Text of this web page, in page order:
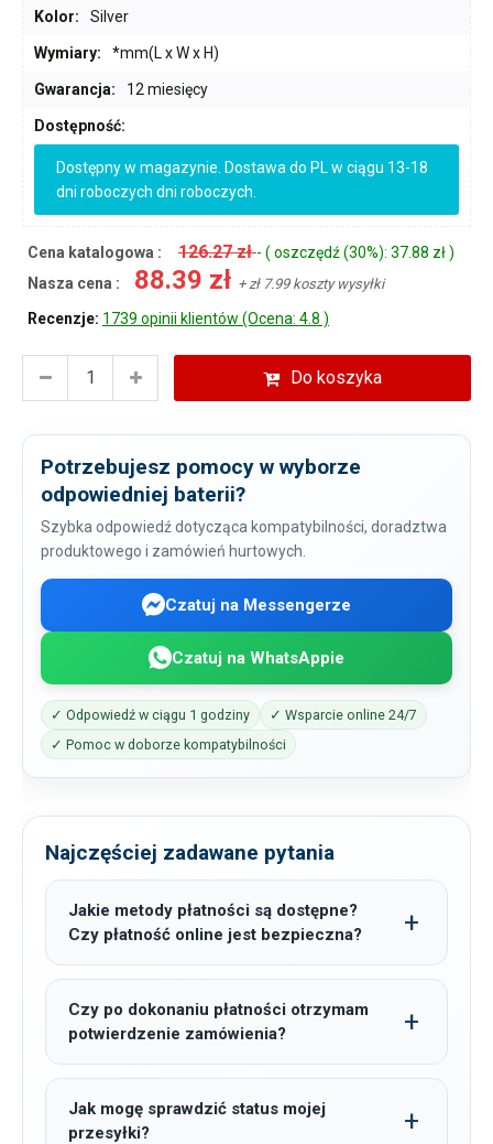
Kolor: Silver
Wymiary: *mm(L x W x H)
Gwarancja: 12 miesięcy
Dostępność:
Dostępny w magazynie. Dostawa do PL w ciągu 13-18
dni roboczych dni roboczych.
Cena katalogowa : 126.27 zł- ( oszczędź (30%): 37.88 zł )
Nasza cena :
88.39 zł + zł 7.99 koszty wysyłki
Recenzje: 1739 opinii klientów (Ocena: 4.8 )
Do koszyka
Potrzebujesz pomocy w wyborze
odpowiedniej baterii?
Szybka odpowiedź dotycząca kompatybilności, doradztwa
produktowego i zamówień hurtowych.
Czatuj na Messengerze
Czatuj na WhatsAppie
✓ Odpowiedź w ciągu 1 godziny
✓ Wsparcie online 24/7
✓ Pomoc w doborze kompatybilności
Najczęściej zadawane pytania
Jakie metody płatności są dostępne?
Czy płatność online jest bezpieczna?
Czy po dokonaniu płatności otrzymam
potwierdzenie zamówienia?
Jak mogę sprawdzić status mojej
przesyłki?